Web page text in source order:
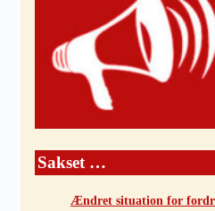
Sakset …
Ændret situation for